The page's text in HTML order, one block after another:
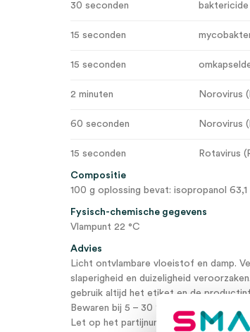
30 seconden
15 seconden
15 seconden
2 minuten Norovirus
60 seconden Norovirus
15 seconden Rotavirus
Compositie
100 g oplossing bevat: isopropanol
Fysisch-chemische gegevens
Vlampunt 22 °C
Advies
Licht ontvlambare vloeistof en damp.
slaperigheid en duizeligheid
gebruik altijd het etiket en de
Bewaren bij 5 – 30 °C, beschermd
Let op het partijnummer en de